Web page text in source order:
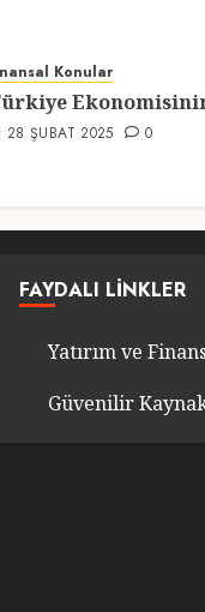
2
3
Konular
28 ŞUBAT 2025 0
FAYDALI LINKLER
Yatırım ve Finans
Güvenilir